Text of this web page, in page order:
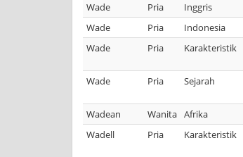
Wade
Pria Inggris
Wade
Pria Indonesia
Wade
Pria Karakteristik
Wade
Pria Sejarah
Wadean
Wanita Afrika
Wadell
Pria Karakteristik